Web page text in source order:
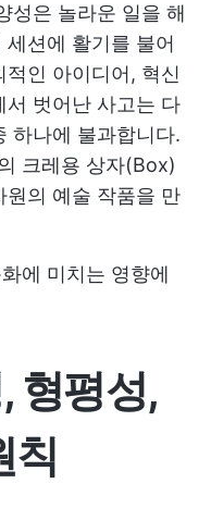
성은 놀라운 일을 해
션에 활기를 불어
인 아이디어, 혁신
서 벗어난 사고는 다
하나에 불과합니다.
크레용 상자(Box)
원의 예술 작품을 만
에 미치는 영향에
형평성,
칙